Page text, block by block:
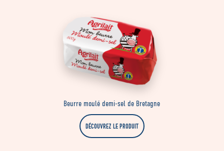
Beurre moulé demi-sel de Bretagne
DÉCOUVREZ LE PRODUIT